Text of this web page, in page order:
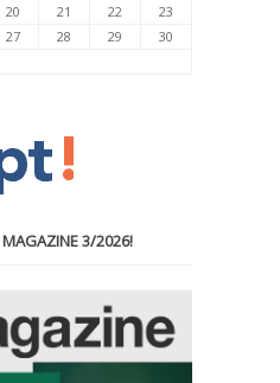
20 21 22
23
27 28 29
30
MAGAZINE 3/2026!